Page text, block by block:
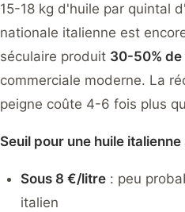
15-18 kg d'huile par quintal
nationale italienne est
séculaire produit 30-50% de
commerciale moderne. La
peigne coûte 4-6 fois plus
Seuil pour une huile
Sous 8 €/litre: peu
italien